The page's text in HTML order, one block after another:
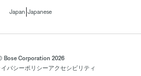
Japan Japanese
Bose Corporation 2026
イバシーポリシーアクセシビリティ